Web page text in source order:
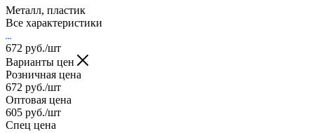
Металл, пластик
Все характеристики
672 руб./шт
Варианты цен
Розничная цена
672 руб./шт
Оптовая цена
605 руб./шт
Спец цена